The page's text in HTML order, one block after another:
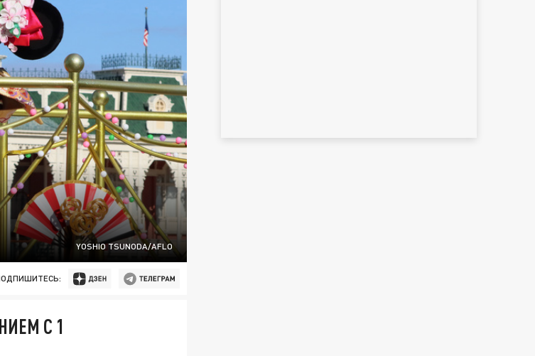
YOSHIO TSUNODA/AFLO
С 1